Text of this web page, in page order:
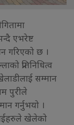
एभरेष्ट
गरिएको छ ।
प्रतिनिधित्व
सम्मान
पुरीले
गर्नुभयो ।
खेलेको